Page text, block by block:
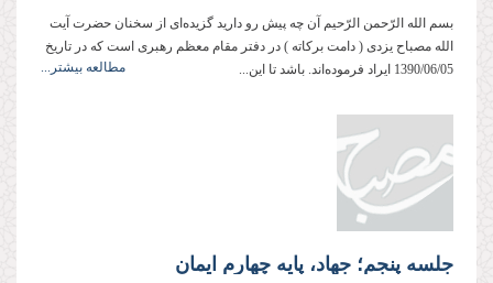
بسم‌ الله‌ الرّحمن‌ الرّحیم آن چه پیش رو دارید گزیده‌ای از سخنان حضرت آیت
‌الله مصباح ‌یزدی ( دامت ‌بركاته ) در دفتر مقام معظم رهبری است كه در تاریخ
1390/06/05 ایراد فرموده‌اند. باشد تا این...
مطالعه بیشتر...
جلسه پنجم؛ جهاد، پایه چهارم ایمان